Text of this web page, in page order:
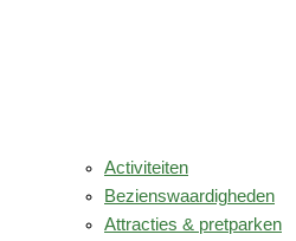
Activiteiten
Bezienswaardigheden
Attracties & pretparken